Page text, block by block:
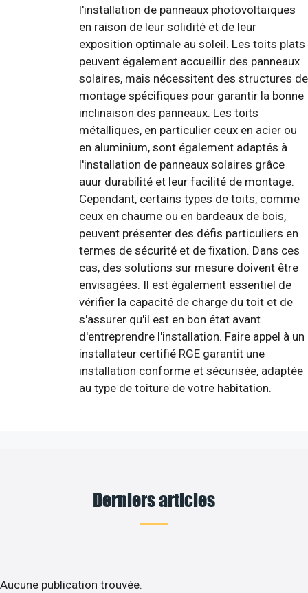
l'installation de panneaux photovoltaïques
en raison de leur solidité et de leur
exposition optimale au soleil. Les toits plats
peuvent également accueillir des panneaux
solaires, mais nécessitent des structures de
montage spécifiques pour garantir la bonne
inclinaison des panneaux. Les toits
métalliques, en particulier ceux en acier ou
en aluminium, sont également adaptés à
l'installation de panneaux solaires grâce
auur durabilité et leur facilité de montage.
Cependant, certains types de toits, comme
ceux en chaume ou en bardeaux de bois,
peuvent présenter des défis particuliers en
termes de sécurité et de fixation. Dans ces
cas, des solutions sur mesure doivent être
envisagées. Il est également essentiel de
vérifier la capacité de charge du toit et de
s'assurer qu'il est en bon état avant
d'entreprendre l'installation. Faire appel à un
installateur certifié RGE garantit une
installation conforme et sécurisée, adaptée
au type de toiture de votre habitation.
Derniers articles
Aucune publication trouvée.